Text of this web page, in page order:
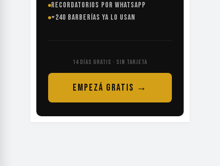
RECORDATORIOS POR WHATSAPP
+240 BARBERÍAS YA LO USAN
14 DÍAS GRATIS · SIN TARJETA
EMPEZÁ GRATIS →